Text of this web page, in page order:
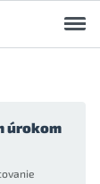
úrokom